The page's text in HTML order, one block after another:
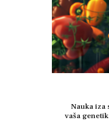
Nauka iza
vaša